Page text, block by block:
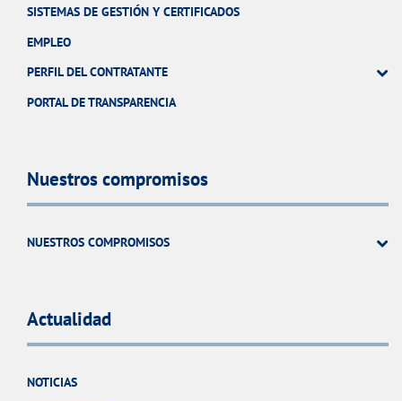
SISTEMAS DE GESTIÓN Y CERTIFICADOS
EMPLEO
PERFIL DEL CONTRATANTE
PORTAL DE TRANSPARENCIA
Nuestros compromisos
NUESTROS COMPROMISOS
Actualidad
NOTICIAS